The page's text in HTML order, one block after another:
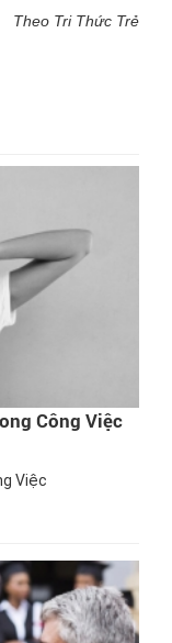
Theo Tri Thức Trẻ
Công Việc
Việc